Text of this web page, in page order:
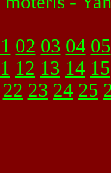
02 03 04 05
12 13 14 15
22 23 24 25